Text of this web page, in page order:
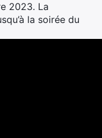
2023. La
la soirée du